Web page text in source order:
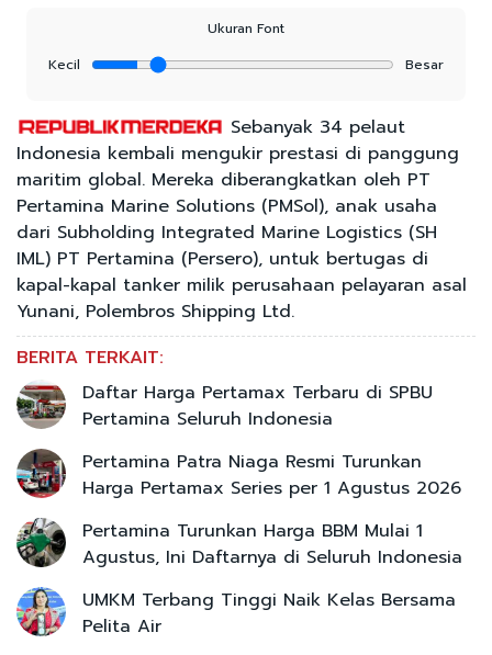
Ukuran Font
Kecil
Besar
Sebanyak 34 pelaut
Indonesia kembali mengukir prestasi di panggung
maritim global. Mereka diberangkatkan oleh PT
Pertamina Marine Solutions (PMSol), anak usaha
dari Subholding Integrated Marine Logistics (SH
IML) PT Pertamina (Persero), untuk bertugas di
kapal-kapal tanker milik perusahaan pelayaran asal
Yunani, Polembros Shipping Ltd.
BERITA TERKAIT:
Daftar Harga Pertamax Terbaru di SPBU
Pertamina Seluruh Indonesia
Pertamina Patra Niaga Resmi Turunkan
Harga Pertamax Series per 1 Agustus 2026
Pertamina Turunkan Harga BBM Mulai 1
Agustus, Ini Daftarnya di Seluruh Indonesia
UMKM Terbang Tinggi Naik Kelas Bersama
Pelita Air